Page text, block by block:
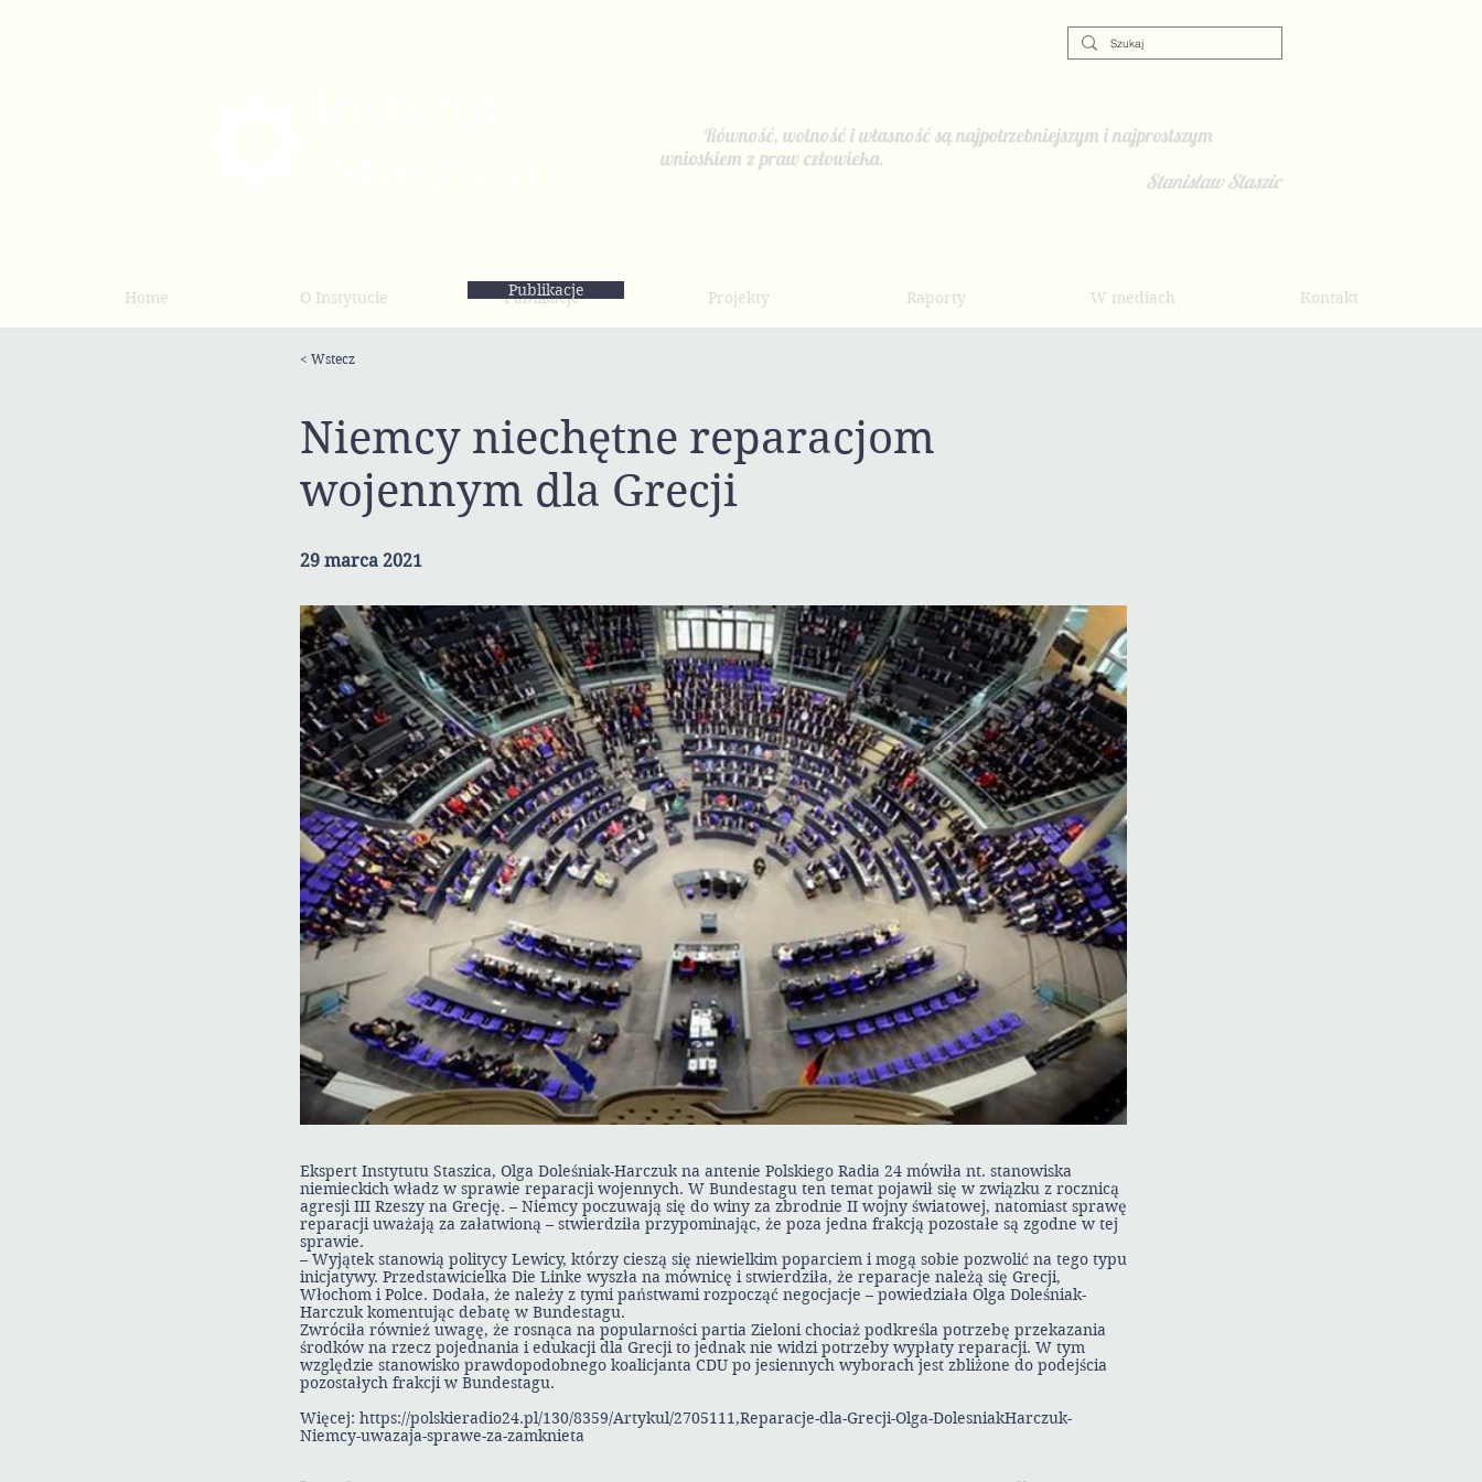
Równość, wolność i własność są najpotrzebniejszym i najprostszym
wnioskiem z praw człowieka.
Stanisław Staszic
Home O Instytucie Publikacje Projekty Raporty W mediach Kontakt
Publikacje
< Wstecz
Niemcy niechętne reparacjom
wojennym dla Grecji
29 marca 2021
Ekspert Instytutu Staszica, Olga Doleśniak-Harczuk na antenie Polskiego Radia 24 mówiła nt. stanowiska
niemieckich władz w sprawie reparacji wojennych. W Bundestagu ten temat pojawił się w związku z rocznicą
agresji III Rzeszy na Grecję. – Niemcy poczuwają się do winy za zbrodnie II wojny światowej, natomiast sprawę
reparacji uważają za załatwioną – stwierdziła przypominając, że poza jedna frakcją pozostałe są zgodne w tej
sprawie.
– Wyjątek stanowią politycy Lewicy, którzy cieszą się niewielkim poparciem i mogą sobie pozwolić na tego typu
inicjatywy. Przedstawicielka Die Linke wyszła na mównicę i stwierdziła, że reparacje należą się Grecji,
Włochom i Polce. Dodała, że należy z tymi państwami rozpocząć negocjacje – powiedziała Olga Doleśniak-
Harczuk komentując debatę w Bundestagu.
Zwróciła również uwagę, że rosnąca na popularności partia Zieloni chociaż podkreśla potrzebę przekazania
środków na rzecz pojednania i edukacji dla Grecji to jednak nie widzi potrzeby wypłaty reparacji. W tym
względzie stanowisko prawdopodobnego koalicjanta CDU po jesiennych wyborach jest zbliżone do podejścia
pozostałych frakcji w Bundestagu.
Więcej: https://polskieradio24.pl/130/8359/Artykul/2705111,Reparacje-dla-Grecji-Olga-DolesniakHarczuk-
Niemcy-uwazaja-sprawe-za-zamknieta